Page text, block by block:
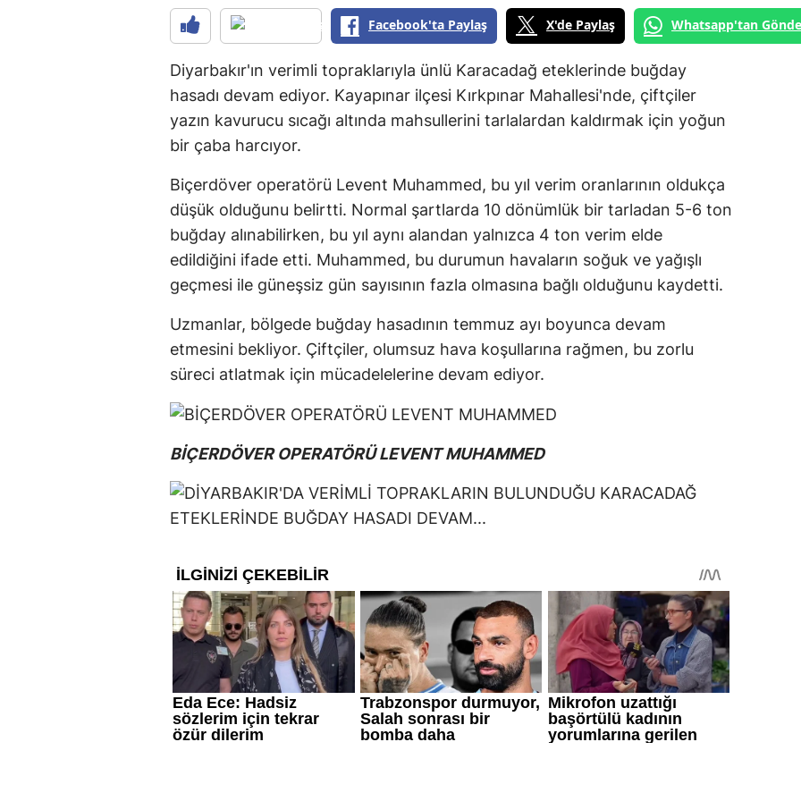
Facebook'ta Paylaş X'de Paylaş Whatsapp'tan
Diyarbakır'ın verimli topraklarıyla ünlü Karacadağ eteklerinde buğday
hasadı devam ediyor. Kayapınar ilçesi Kırkpınar Mahallesi'nde, çiftçiler
yazın kavurucu sıcağı altında mahsullerini tarlalardan kaldırmak için yoğun
bir çaba harcıyor.
Biçerdöver operatörü Levent Muhammed, bu yıl verim oranlarının oldukça
düşük olduğunu belirtti. Normal şartlarda 10 dönümlük bir tarladan 5-6 ton
buğday alınabilirken, bu yıl aynı alandan yalnızca 4 ton verim elde
edildiğini ifade etti. Muhammed, bu durumun havaların soğuk ve yağışlı
geçmesi ile güneşsiz gün sayısının fazla olmasına bağlı olduğunu kaydetti.
Uzmanlar, bölgede buğday hasadının temmuz ayı boyunca devam
etmesini bekliyor. Çiftçiler, olumsuz hava koşullarına rağmen, bu zorlu
süreci atlatmak için mücadelelerine devam ediyor.
BİÇERDÖVER OPERATÖRÜ LEVENT MUHAMMED